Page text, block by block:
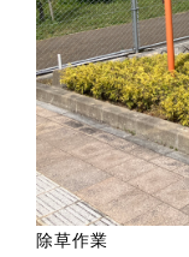
除草作業